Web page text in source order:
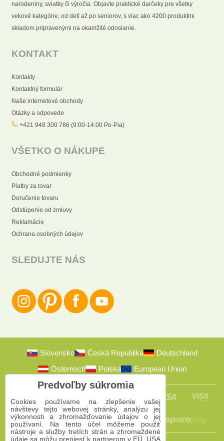
narodeniny, sviatky či výročia. Objavte praktické darčeky pre všetky
vekové kategórie, od detí až po seniorov, s viac ako 4200 produktmi
skladom pripravenými na okamžité odoslanie.
KONTAKT
Kontakty
Kontaktný formulár
Naše internetové obchody
Otázky a odpovede
+421 948 300 786 (9:00-14:00 Po-Pia)
VŠETKO O NÁKUPE
Obchodné podmienky
Platby za tovar
Doručenie tovaru
Odstúpenie od zmluvy
Reklamácie
Ochrana osobných údajov
SLEDUJTE NÁS
Slovensko Česká Republika
Deutschland
Österreich
Polska European Union
Predvoľby súkromia
Cookies používame na zlepšenie vašej
návštevy tejto webovej stránky, analýzu jej
výkonnosti a zhromažďovanie údajov o jej
používaní. Na tento účel môžeme použiť
nástroje a služby tretích strán a zhromaždené
údaje sa môžu preniesť k partnerom v EÚ, USA